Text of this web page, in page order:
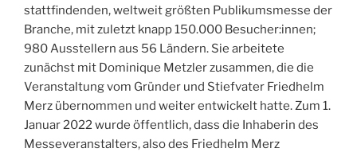
stattfindenden, weltweit größten Publikumsmesse der
Branche, mit zuletzt knapp 150.000 Besucher:innen;
980 Ausstellern aus 56 Ländern. Sie arbeitete
zunächst mit Dominique Metzler zusammen, die die
Veranstaltung vom Gründer und Stiefvater Friedhelm
Merz übernommen und weiter entwickelt hatte. Zum 1.
Januar 2022 wurde öffentlich, dass die Inhaberin des
Messeveranstalters, also des Friedhelm Merz